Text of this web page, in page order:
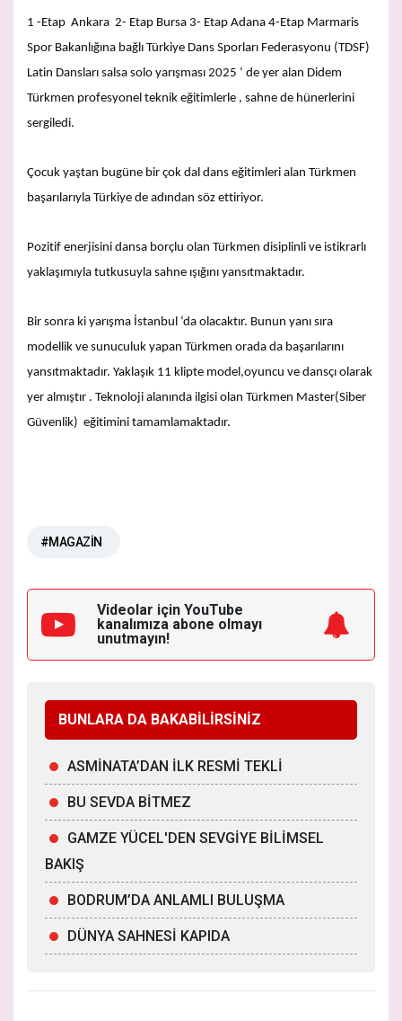
1 -Etap Ankara 2- Etap Bursa 3- Etap Adana 4-Etap Marmaris
Spor Bakanlığına bağlı Türkiye Dans Sporları Federasyonu (TDSF)
Latin Dansları salsa solo yarışması 2025 ‘ de yer alan Didem
Türkmen profesyonel teknik eğitimlerle , sahne de hünerlerini
sergiledi.
Çocuk yaştan bugüne bir çok dal dans eğitimleri alan Türkmen
başarılarıyla Türkiye de adından söz ettiriyor.
Pozitif enerjisini dansa borçlu olan Türkmen disiplinli ve istikrarlı
yaklaşımıyla tutkusuyla sahne ışığını yansıtmaktadır.
Bir sonra ki yarışma İstanbul ‘da olacaktır. Bunun yanı sıra
modellik ve sunuculuk yapan Türkmen orada da başarılarını
yansıtmaktadır. Yaklaşık 11 klipte model,oyuncu ve dansçı olarak
yer almıştır . Teknoloji alanında ilgisi olan Türkmen Master(Siber
Güvenlik) eğitimini tamamlamaktadır.
#MAGAZİN
Videolar için YouTube
kanalımıza abone olmayı
unutmayın!
BUNLARA DA BAKABİLİRSİNİZ
ASMİNATA’DAN İLK RESMİ TEKLİ
BU SEVDA BİTMEZ
GAMZE YÜCEL'DEN SEVGİYE BİLİMSEL
BAKIŞ
BODRUM’DA ANLAMLI BULUŞMA
DÜNYA SAHNESİ KAPIDA